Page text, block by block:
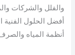
والفلل والشركات
أفضل الحلول الفنية
أنظمة المياه